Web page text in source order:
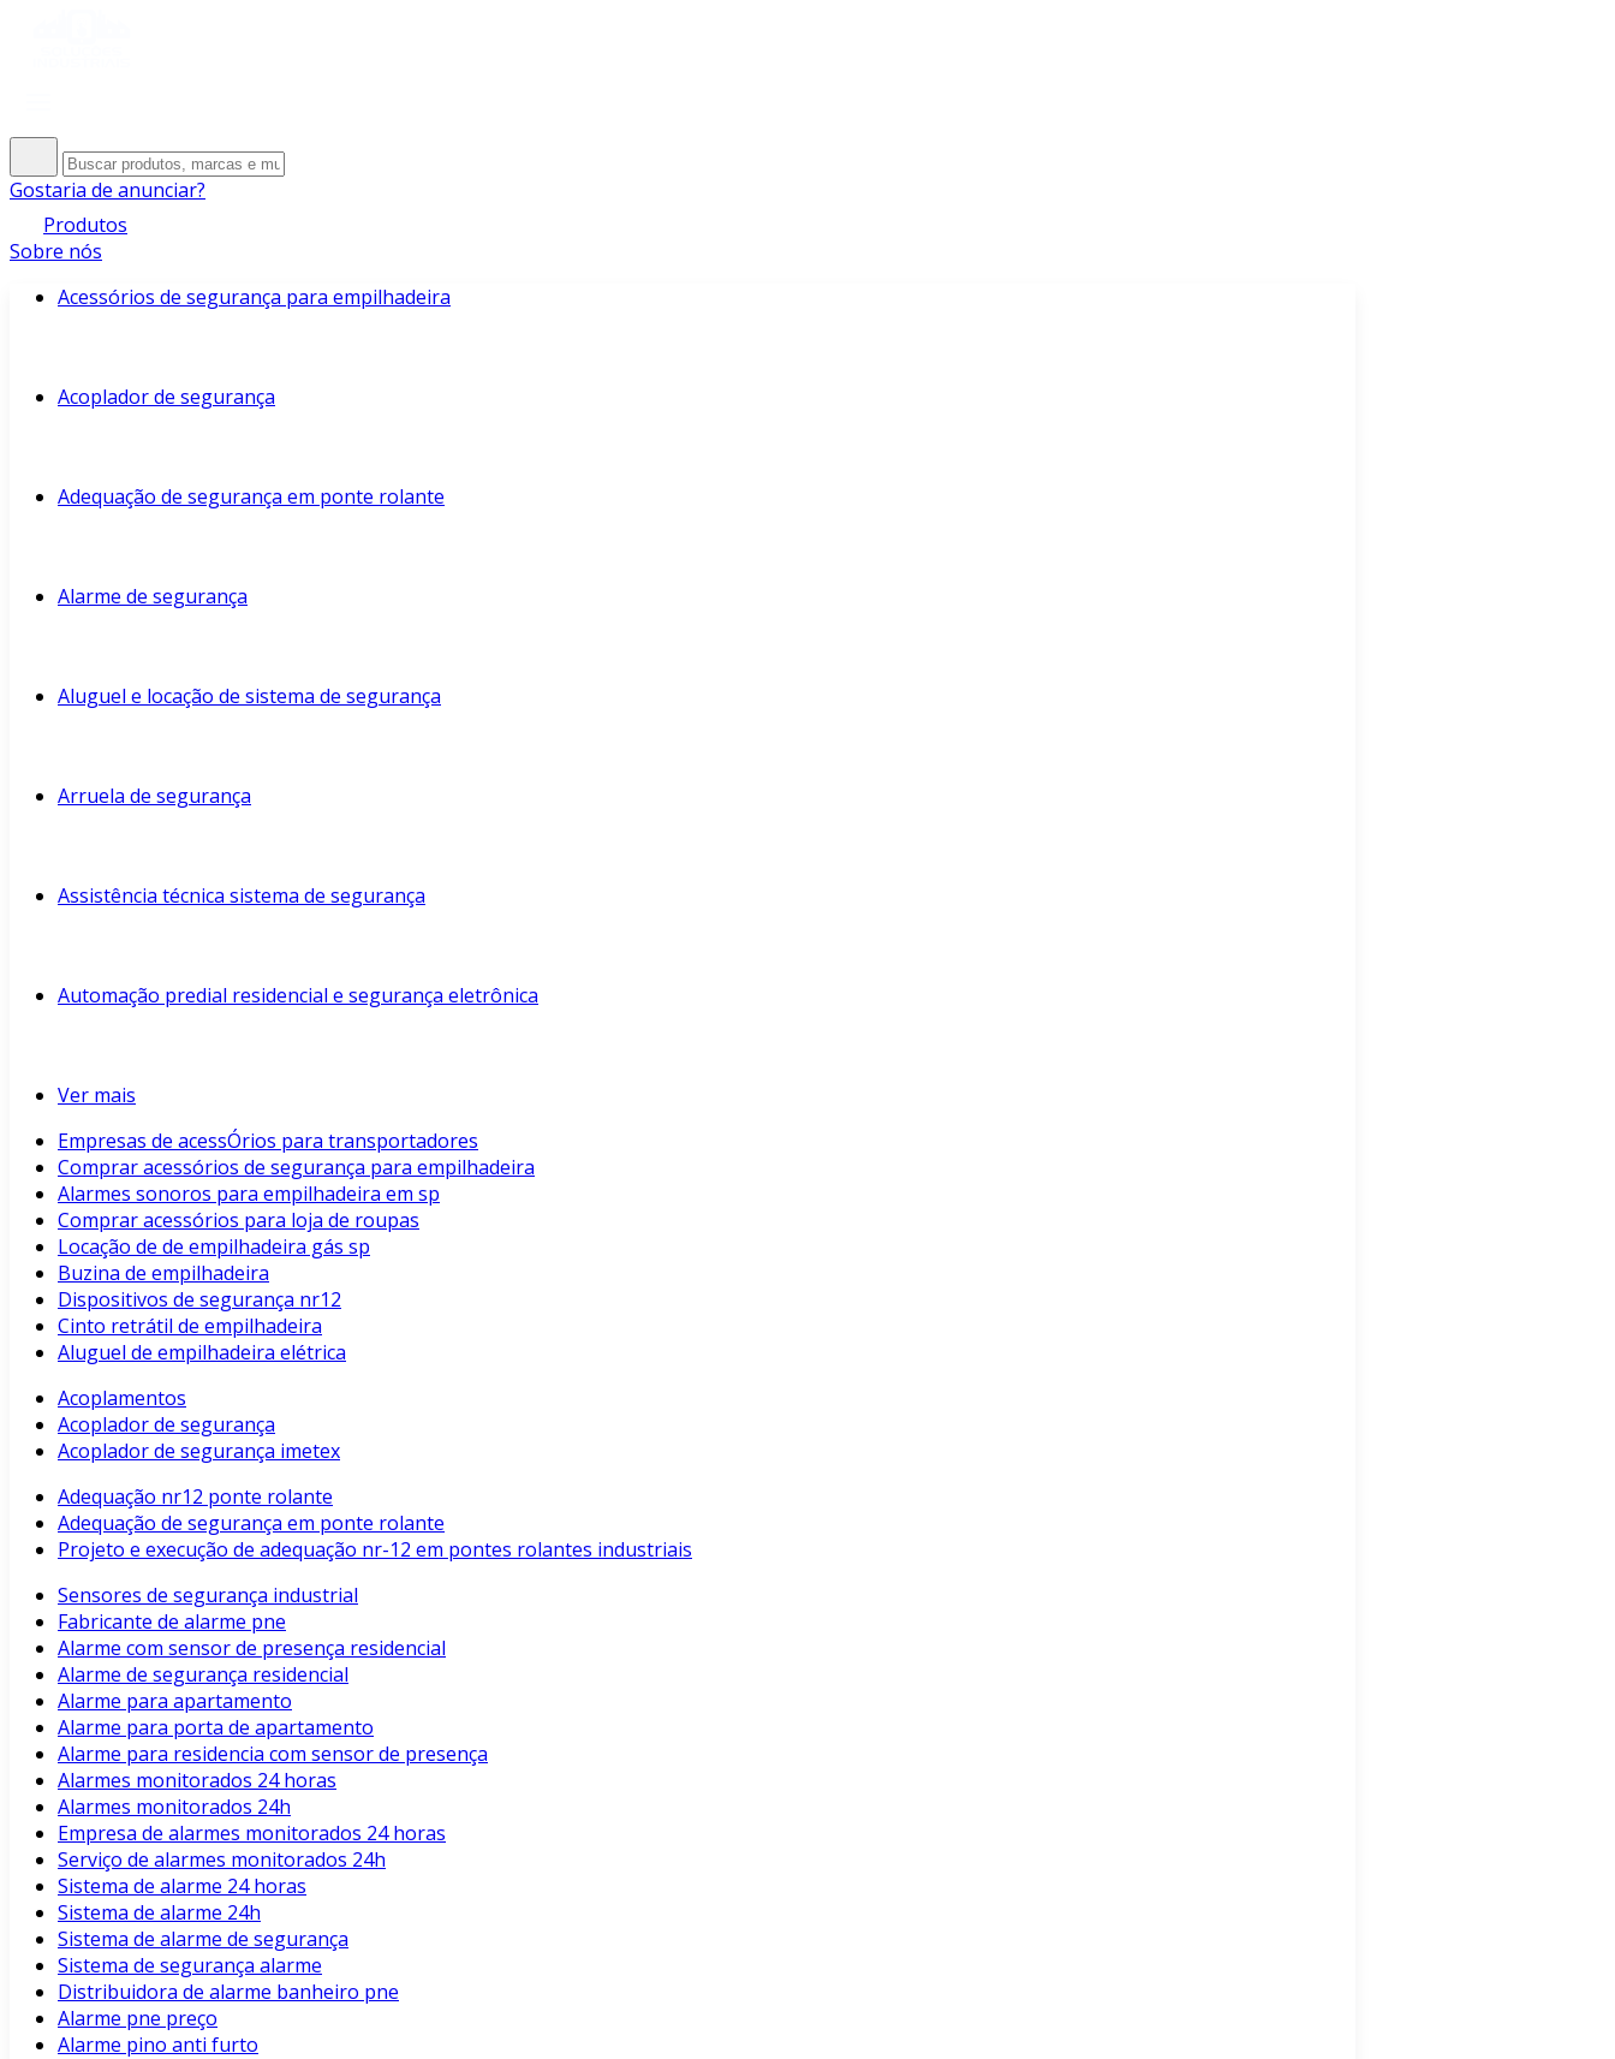
Gostaria de anunciar?
Produtos
Sobre nós
Acessórios de segurança para empilhadeira
Acoplador de segurança
Adequação de segurança em ponte rolante
Alarme de segurança
Aluguel e locação de sistema de segurança
Arruela de segurança
Assistência técnica sistema de segurança
Automação predial residencial e segurança eletrônica
Ver mais
Empresas de acessÓrios para transportadores
Comprar acessórios de segurança para empilhadeira
Alarmes sonoros para empilhadeira em sp
Comprar acessórios para loja de roupas
Locação de de empilhadeira gás sp
Buzina de empilhadeira
Dispositivos de segurança nr12
Cinto retrátil de empilhadeira
Aluguel de empilhadeira elétrica
Acoplamentos
Acoplador de segurança
Acoplador de segurança imetex
Adequação nr12 ponte rolante
Adequação de segurança em ponte rolante
Projeto e execução de adequação nr-12 em pontes rolantes industriais
Sensores de segurança industrial
Fabricante de alarme pne
Alarme com sensor de presença residencial
Alarme de segurança residencial
Alarme para apartamento
Alarme para porta de apartamento
Alarme para residencia com sensor de presença
Alarmes monitorados 24 horas
Alarmes monitorados 24h
Empresa de alarmes monitorados 24 horas
Serviço de alarmes monitorados 24h
Sistema de alarme 24 horas
Sistema de alarme 24h
Sistema de alarme de segurança
Sistema de segurança alarme
Distribuidora de alarme banheiro pne
Alarme pne preço
Alarme pino anti furto